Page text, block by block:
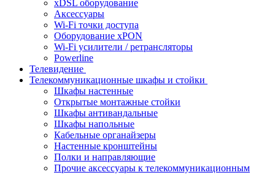
xDSL оборудование
Аксессуары
Wi-Fi точки доступа
Оборудование хPON
Wi-Fi усилители / ретрансляторы
Powerline
Телевидение
Телекоммуникационные шкафы и стойки
Шкафы настенные
Открытые монтажные стойки
Шкафы антивандальные
Шкафы напольные
Кабельные органайзеры
Настенные кронштейны
Полки и направляющие
Прочие аксессуары к телекоммуникационным